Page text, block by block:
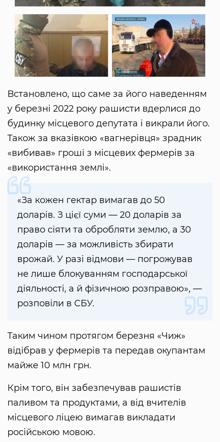
Встановлено, що саме за його наведенням
у березні 2022 року рашисти вдерлися до
будинку місцевого депутата і викрали його.
Також за вказівкою «вагнерівця» зрадник
«вибивав» гроші з місцевих фермерів за
«використання землі».
«За кожен гектар вимагав до 50
доларів. З цієї суми — 20 доларів за
право сіяти та обробляти землю, а 30
доларів — за можливість збирати
врожай. У разі відмови — погрожував
не лише блокуванням господарської
діяльності, а й фізичною розправою», —
розповіли в СБУ.
Таким чином протягом березня «Чиж»
відібрав у фермерів та передав окупантам
майже 10 млн грн.
Крім того, він забезпечував рашистів
паливом та продуктами, а від вчителів
місцевого ліцею вимагав викладати
російською мовою.